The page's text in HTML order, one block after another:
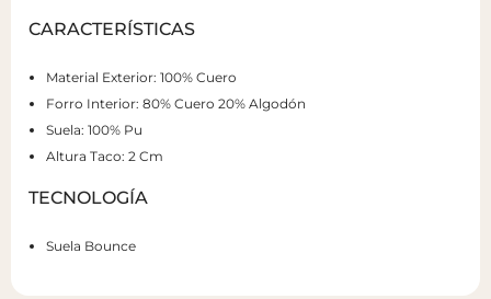
CARACTERÍSTICAS
Material Exterior: 100% Cuero
Forro Interior: 80% Cuero 20% Algodón
Suela: 100% Pu
Altura Taco: 2 Cm
TECNOLOGÍA
Suela Bounce